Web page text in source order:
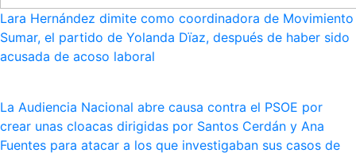
Lara Hernández dimite como coordinadora de Movimiento
Sumar, el partido de Yolanda Dïaz, después de haber sido
acusada de acoso laboral
La Audiencia Nacional abre causa contra el PSOE por
crear unas cloacas dirigidas por Santos Cerdán y Ana
Fuentes para atacar a los que investigaban sus casos de